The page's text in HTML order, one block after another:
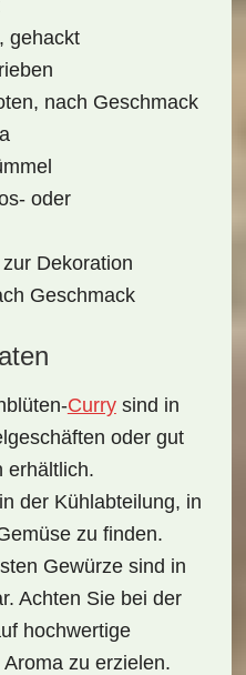
gehackt
nach Geschmack
oder
Dekoration
Geschmack
Currysind in
oder gut
erhältlich.
der Kühlabteilung, in
zu finden.
Gewürze sind in
Achten Sie bei der
hochwertige
zu erzielen.